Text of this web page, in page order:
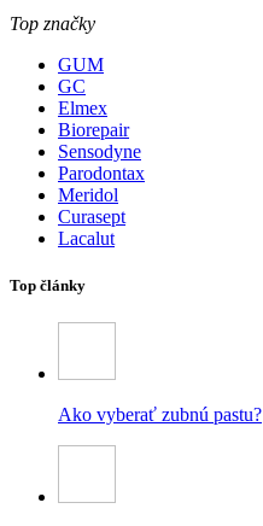
Top značky
GUM
GC
Elmex
Biorepair
Sensodyne
Parodontax
Meridol
Curasept
Lacalut
Top články
Ako vyberať zubnú pastu?